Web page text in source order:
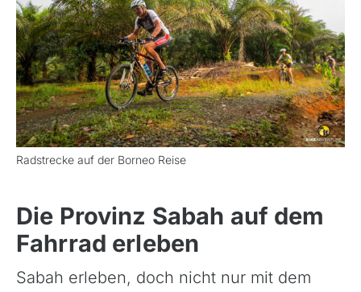
Radstrecke auf der Borneo Reise
Die Provinz Sabah auf dem
Fahrrad erleben
Sabah erleben, doch nicht nur mit dem